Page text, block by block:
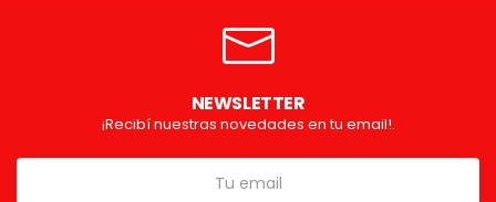
NEWSLETTER
¡Recibí nuestras novedades en tu email!.